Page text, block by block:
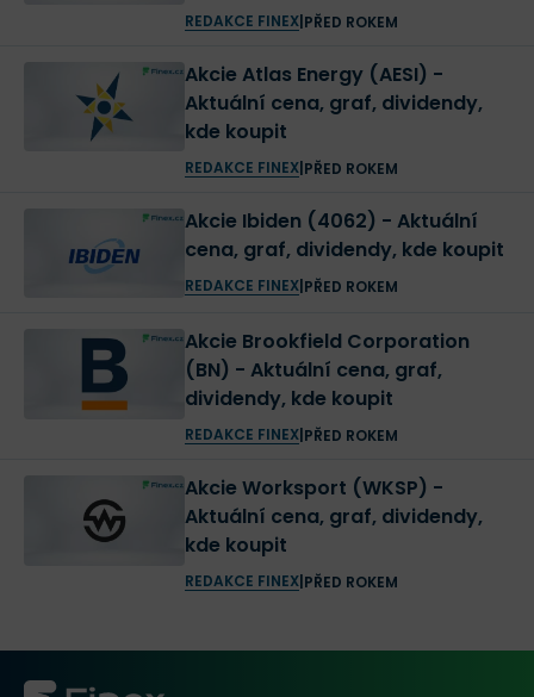
REDAKCE FINEX| PŘED ROKEM
Akcie Atlas Energy (AESI) -
Aktuální cena, graf, dividendy,
kde koupit
REDAKCE FINEX| PŘED ROKEM
Akcie Ibiden (4062) - Aktuální
cena, graf, dividendy, kde koupit
REDAKCE FINEX| PŘED ROKEM
Akcie Brookfield Corporation
(BN) - Aktuální cena, graf,
dividendy, kde koupit
REDAKCE FINEX| PŘED ROKEM
Akcie Worksport (WKSP) -
Aktuální cena, graf, dividendy,
kde koupit
REDAKCE FINEX| PŘED ROKEM